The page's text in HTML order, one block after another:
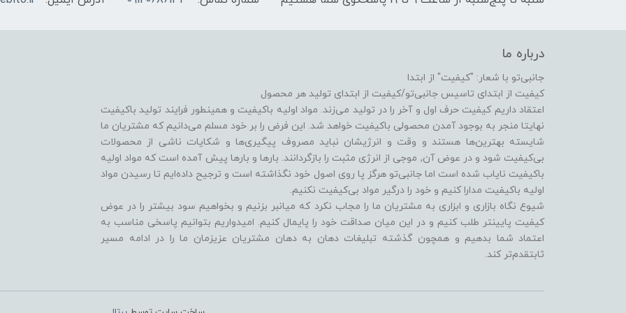
درباره ما
جانبی‌تو با شعار: "کیفیت" از ابتدا
کیفیت از ابتدای تاسیس جانبی‌تو/کیفیت از ابتدای تولید هر محصول
اعتقاد داریم کیفیت حرف اول و آخر را در تولید می‌زند. مواد اولیه باکیفیت و همینطور فرایند تولید باکیفیت
نهایتا منجر به بوجود آمدن محصولی باکیفیت خواهد شد. این فرض را بر خود مسلم می‌دانیم که مشتریان ما
شایسته بهترین‌ها هستند و وقت و انرژیشان نباید مصروف پیگیری‌ها و شکایات ناشی از محصولات
بی‌کیفیت شود و در عوض آن, موجی از انرژی مثبت را بازگردانند. بارها و بارها پیش آمده است که مواد اولیه
باکیفیت نایاب شده است اما جانبی‌تو هرگز پا روی اصول خود نگذاشته است و ترجیح داده‌ایم تا رسیدن مواد
اولیه باکیفیت مدارا کنیم و خود را درگیر مواد بی‌کیفیت نکنیم.
شیوع نگاه بازاری و ابزاری به مشتریان ما را مجاب نکرد که میانبر بزنیم و بخواهیم سود بیشتر را در عوض
کیفیت پایینتر طلب کنیم و در این میان صداقت خود را پایمال کنیم. امیدواریم بتوانیم پاسخی مناسب به
اعتماد شما بدهیم و همچون گذشته تبلیغات دهان به دهان مشتریان عزیزمان ما را در ادامه مسیر
ثابتقدم‌تر کند.